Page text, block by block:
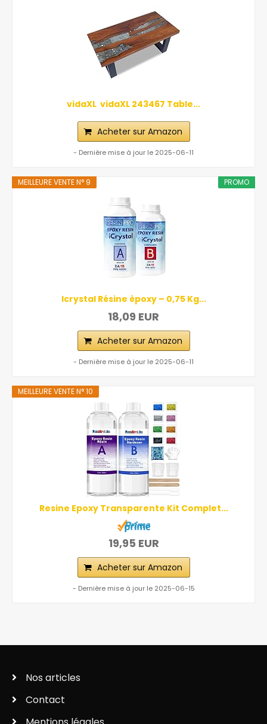
vidaXL ‎ vidaXL‎ ‎243467 Table...
Acheter sur Amazon
- Dernière mise à jour le 2025-06-11
PROMO
MEILLEURE VENTE N° 9
Icrystal Résine èpoxy – 0,75 Kg...
18,09 EUR
Acheter sur Amazon
- Dernière mise à jour le 2025-06-11
MEILLEURE VENTE N° 10
Resine Epoxy Transparente Kit Complet...
19,95 EUR
Acheter sur Amazon
- Dernière mise à jour le 2025-06-15
Nos articles
Contact